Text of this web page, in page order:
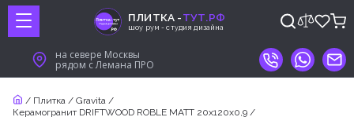
ПЛИТКА -ТУТ.РФ
шоу рум - студия дизайна
на севере Москвы
рядом с Лемана ПРО
/ Плитка / Gravita /
Керамогранит DRIFTWOOD ROBLE MATT 20x120x0,9 /